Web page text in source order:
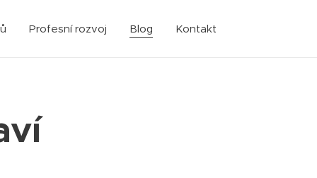
Profesní rozvoj Blog Kontakt